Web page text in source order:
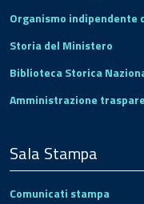
Organismo indipendente
Storia del Ministero
Biblioteca Storica
Amministrazione
Sala Stampa
Comunicati stampa